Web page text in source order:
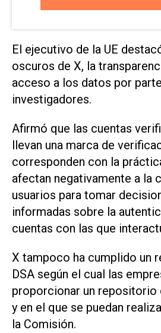
El ejecutivo de la UE
oscuros de X, la
acceso a los datos por
investigadores.
Afirmó que las cuentas
llevan una marca de
corresponden con la
afectan negativamente a la
usuarios para tomar
informadas sobre la
cuentas con las que
X tampoco ha cumplido un
DSA según el cual las
proporcionar un repositorio
y en el que se puedan
la Comisión.